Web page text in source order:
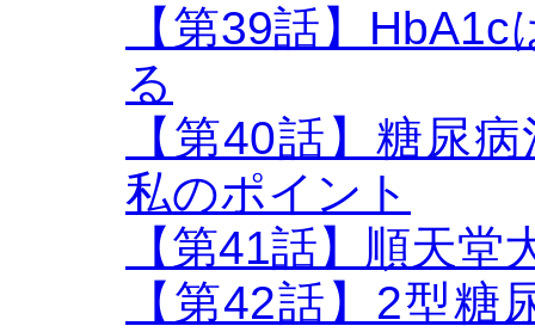
【第39話】
る
【第40話】糖尿
私のポイント
【第41話】順天
【第42話】2型